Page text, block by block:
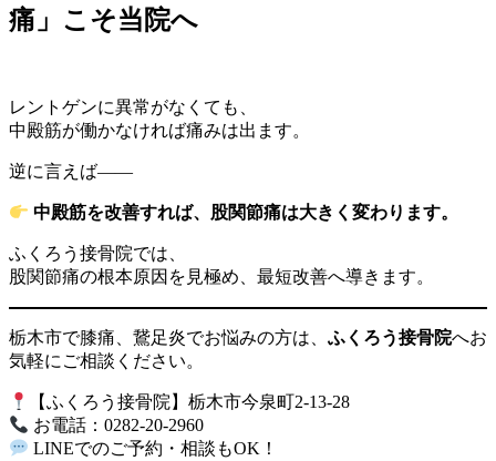
痛」こそ当院へ
レントゲンに異常がなくても、
中殿筋が働かなければ痛みは出ます。
逆に言えば——
中殿筋を改善すれば、股関節痛は大きく変わります。
ふくろう接骨院では、
股関節痛の根本原因を見極め、最短改善へ導きます。
栃木市で膝痛、鵞足炎でお悩みの方は、 ふくろう接骨院へお
気軽にご相談ください。
【ふくろう接骨院】栃木市今泉町2-13-28
お電話：0282-20-2960
LINEでのご予約・相談もOK！